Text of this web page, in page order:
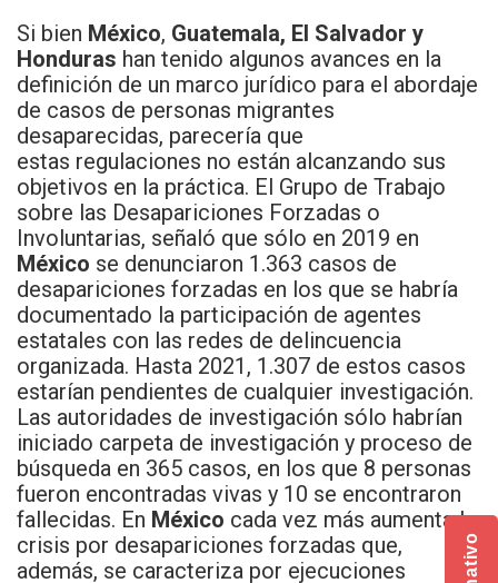
Si bien México, Guatemala, El Salvador y
Honduras han tenido algunos avances en la
definición de un marco jurídico para el abordaje
de casos de personas migrantes
desaparecidas, parecería que
estas regulaciones no están alcanzando sus
objetivos en la práctica. El Grupo de Trabajo
sobre las Desapariciones Forzadas o
Involuntarias, señaló que sólo en 2019 en
México se denunciaron 1.363 casos de
desapariciones forzadas en los que se habría
documentado la participación de agentes
estatales con las redes de delincuencia
organizada. Hasta 2021, 1.307 de estos casos
estarían pendientes de cualquier investigación.
Las autoridades de investigación sólo habrían
iniciado carpeta de investigación y proceso de
búsqueda en 365 casos, en los que 8 personas
fueron encontradas vivas y 10 se encontraron
fallecidas. En México cada vez más aumenta la
crisis por desapariciones forzadas que,
además, se caracteriza por ejecuciones